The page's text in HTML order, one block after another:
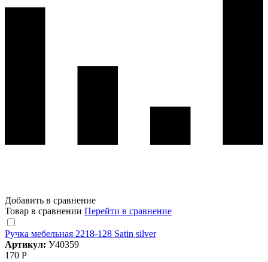
Добавить в сравнение
Товар в сравнении Перейти в сравнение
Ручка мебельная 2218-128 Satin silver
Артикул: У40359
170 Р